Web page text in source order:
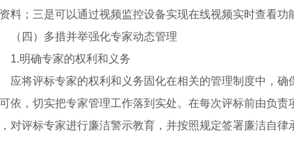
料；三是可以通过视频监控设备实现在线视频实时查看功
（四）多措并举强化专家动态管理
1.明确专家的权利和义务
应将评标专家的权利和义务固化在相关的管理制度中，
依，切实把专家管理工作落到实处。在每次评标前由负
对评标专家进行廉洁警示教育，并按照规定签署廉洁自律